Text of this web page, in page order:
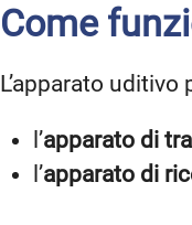
Come
L’apparato
l’apparato di
l’apparato di